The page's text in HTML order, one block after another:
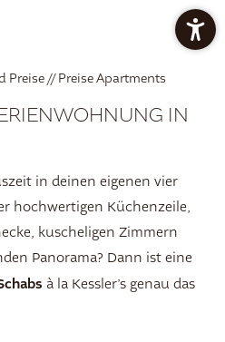
PREISE APARTMENTS
Preise //Preise Apartments
IN
in deinen eigenen vier
hochwertigen Küchenzeile,
kuscheligen Zimmern
Panorama? Dann ist eine
à la Kessler’s genau das